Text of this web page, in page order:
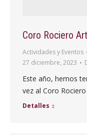
Coro Rociero
Actividades y Eventos
27 diciembre, 2023
Este año, hemos
vez al Coro
Detalles